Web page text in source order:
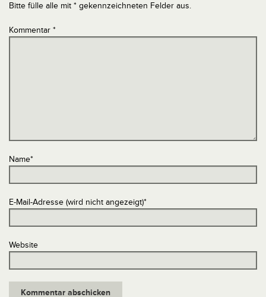
Bitte fülle alle mit * gekennzeichneten Felder aus.
Kommentar *
Name*
E-Mail-Adresse (wird nicht angezeigt)*
Website